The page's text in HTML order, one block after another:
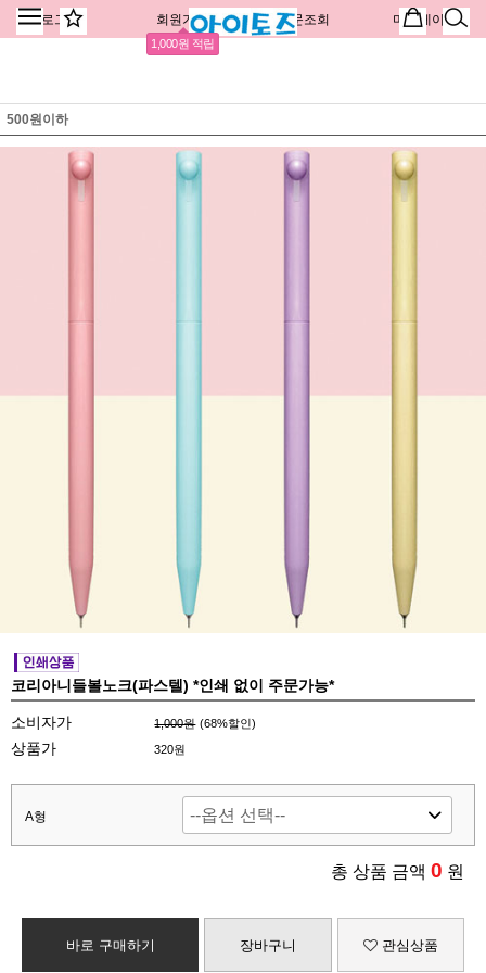
로그인 회원가입
1,000원 적립
주문조회 마이페이지
500원이하
코리아니들볼노크(파스텔) *인쇄 없이 주문가능*
소비자가 1,000원 (68%할인)
상품가 320원
A형
총 상품 금액 0 원
바로 구매하기 장바구니 관심상품